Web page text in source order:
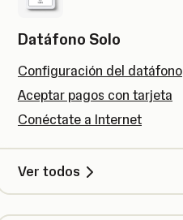
Datáfono Solo
Configuración del datáfono
Aceptar pagos con tarjeta
Conéctate a Internet
Ver todos